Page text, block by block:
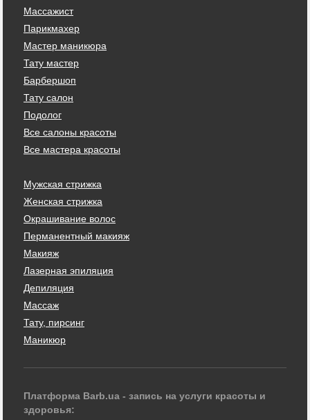
Массажист
Парикмахер
Мастер маникюра
Тату мастер
Барбершоп
Тату салон
Подолог
Все салоны красоты
Все мастера красоты
Мужская стрижка
Женская стрижка
Окрашивание волос
Перманентный макияж
Макияж
Лазерная эпиляция
Депиляция
Массаж
Тату, пирсинг
Маникюр
Платформа Barb.ua - запись на услуги красоты и
здоровья: